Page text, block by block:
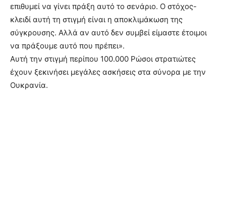
επιθυμεί να γίνει πράξη αυτό το σενάριο. Ο στόχος-
κλειδί αυτή τη στιγμή είναι η αποκλιμάκωση της
σύγκρουσης. Αλλά αν αυτό δεν συμβεί είμαστε έτοιμοι
να πράξουμε αυτό που πρέπει».
Αυτή την στιγμή περίπου 100.000 Ρώσοι στρατιώτες
έχουν ξεκινήσει μεγάλες ασκήσεις στα σύνορα με την
Ουκρανία.